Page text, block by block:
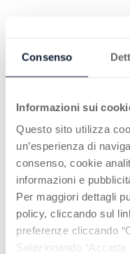
Consenso
Informazioni sui
Questo sito utilizza
un’esperienza di
consenso, cookie
informazioni e
Per maggiori dettagli
policy, cliccando sul
preferenze cliccando
Selezionando
REPORT & NOTIZIE
Perchè i
fenomeno